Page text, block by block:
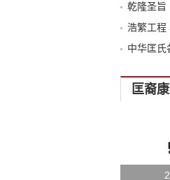
乾隆圣旨
浩繁工程
中华匡氏
匡裔